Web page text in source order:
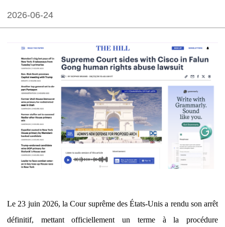
2026-06-24
Le 23 juin 2026, la Cour suprême des États-Unis a rendu son arrêt
définitif, mettant officiellement un terme à la procédure